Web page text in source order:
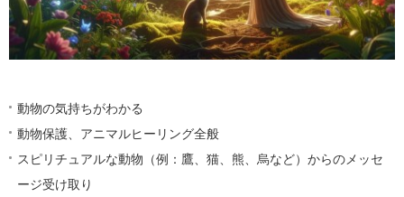
動物の気持ちがわかる
動物保護、アニマルヒーリング全般
スピリチュアルな動物（例：鷹、猫、熊、烏など）からのメッセ
ージ受け取り